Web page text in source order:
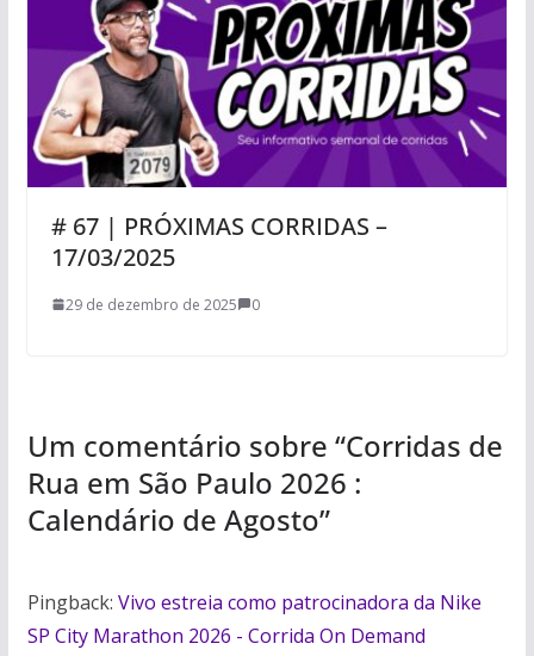
# 67 | PRÓXIMAS CORRIDAS –
17/03/2025
29 de dezembro de 2025 0
Um comentário sobre “Corridas de
Rua em São Paulo 2026 :
Calendário de Agosto”
Pingback: Vivo estreia como patrocinadora da Nike
SP City Marathon 2026 - Corrida On Demand